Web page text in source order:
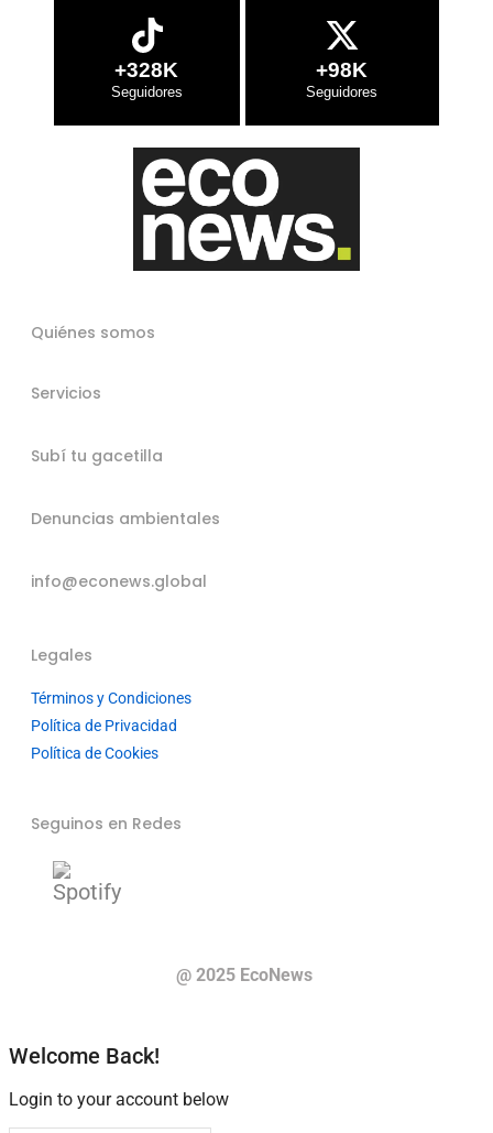
+328K +98K
Quiénes somos
Servicios
Subí tu gacetilla
Denuncias ambientales
info@econews.global
Legales
Términos y Condiciones
Política de Privacidad
Política de Cookies
Seguinos en Redes
@ 2025 EcoNews
Welcome Back!
Login to your account below